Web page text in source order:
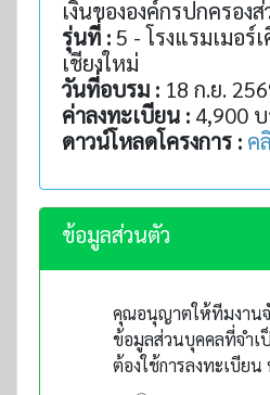
เงินขององค์กรปกครอง
รุ่นที่ : 5 - โรงแรมเมอร์
เชียงใหม่
วันที่อบรม : 18 ก.ย.
ค่าลงทะเบียน : 4,900
ดาวน์โหลดโครงการ : ค
ข้อมูลส่วนตัว
คุณอนุญาตให้ทีมงาน
ข้อมูลส่วนบุคคลที่จำเ
ต้องใช้การลงทะเบียน